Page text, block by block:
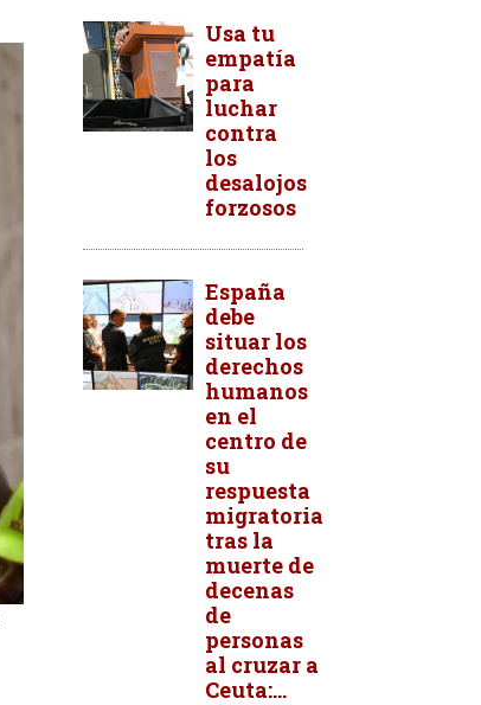
Usa tu
empatía
para
luchar
contra
los
desalojos
forzosos
España
debe
situar los
derechos
humanos
en el
centro de
su
respuesta
migratoria
tras la
muerte de
decenas
de
personas
al cruzar a
Ceuta:...